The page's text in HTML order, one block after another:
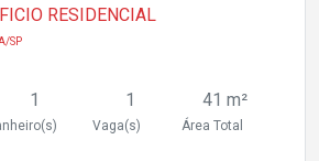
RESIDENCIAL
SP
1 1
Vaga(s)
41 m²
Área Total